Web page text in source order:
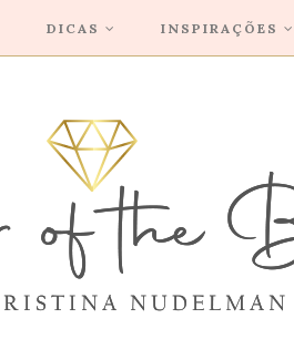
DICAS INSPIRAÇÕES